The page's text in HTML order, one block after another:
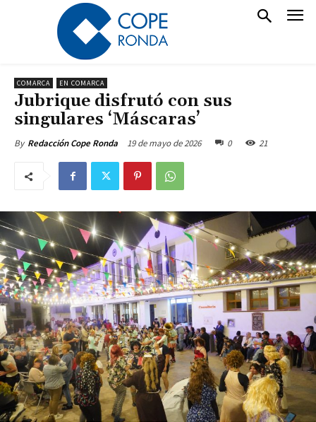
COMARCA EN COMARCA
Jubrique disfrutó con sus
singulares ‘Máscaras’
By Redacción Cope Ronda 19 de mayo de 2026 0 21